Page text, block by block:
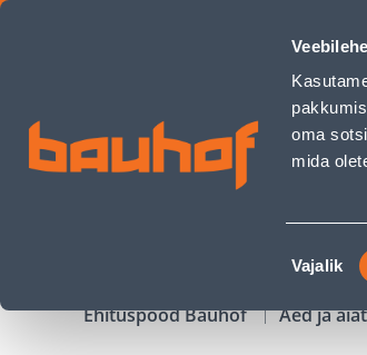
oma
mida
valik
Vajalik
ÜMBRISPOTT SOENDGEN KERAMIK
Äriklienditeenindus
Ehituspood Bauhof Aed ja